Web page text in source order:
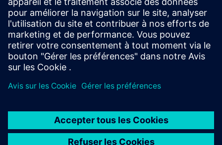
maximiser l'impact commercial. Priorisez les charges
de travail critiques et optimisez le HPC dans le cloud
auprès d'un large éventail de fournisseurs de cloud.